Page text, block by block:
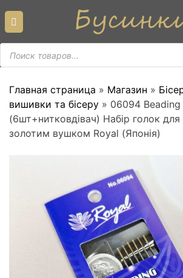
content
Пошук
товарів
Главная страница » Магазин »
вишивки та бісеру » 06094 Beading
(6шт+нитковдівач) Набір голок для
золотим вушком Royal (Японія)